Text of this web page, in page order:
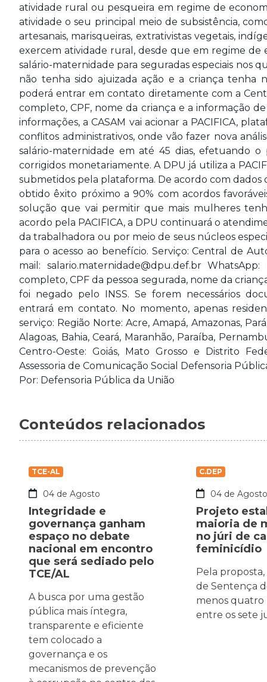
atividade rural ou pesqueira em regime de
atividade o seu principal meio de subsistência,
artesanais, marisqueiras, extrativistas vegetais,
exercem atividade rural, desde que em regime de
salário-maternidade para seguradas especiais nos
não tenha sido ajuizada ação e a criança tenha
poderá entrar em contato diretamente com a
completo, CPF, nome da criança e a informação
informações, a CASAM vai acionar a PACIFICA,
conflitos administrativos, onde vão fazer nova
salário-maternidade em até 45 dias, efetuando
corrigidos monetariamente. A DPU já utiliza a
submetidos pela plataforma. De acordo com
obtido êxito próximo a 90% com acordos
solução que vai permitir que mais mulheres
acordo pela PACIFICA, a DPU continuará o
da trabalhadora ou por meio de seus núcleos
para o acesso ao benefício. Serviço: Central de
mail: salario.maternidade@dpu.def.br
completo, CPF da pessoa segurada, nome da
foi negado pelo INSS. Se forem necessários
entrará em contato. No momento, apenas
serviço: Região Norte: Acre, Amapá, Amazonas,
Alagoas, Bahia, Ceará, Maranhão, Paraíba,
Centro-Oeste: Goiás, Mato Grosso e Distrito
Assessoria de Comunicação Social Defensoria
Por: Defensoria Pública da União
Conteúdos relacionados
TCE-AL
04 de Agosto
Integridade e
governança ganham
espaço no debate
nacional em encontro
que será sediado pelo
TCE/AL
A busca por uma gestão
pública mais íntegra,
transparente e eficiente
tem colocado a
governança e os
mecanismos de prevenção
C.DEP
04 de Agosto
Projeto
maioria de
no júri de
feminicídio
Pela proposta,
de Sentença
menos
entre os sete